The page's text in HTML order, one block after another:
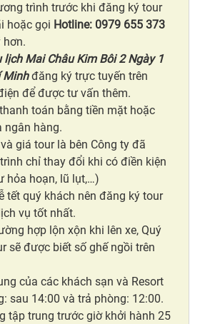
trình trước khi đăng ký tour
hoặc gọi Hotline: 0979 655 373
hơn.
lịch Mai Châu Kim Bôi 2 Ngày 1
Minhđăng ký trực tuyến trên
để được tư vấn thêm.
toán bằng tiền mặt hoặc
ngân hàng.
giá tour là bên Công ty đã
chỉ thay đổi khi có điền kiện
hỏa hoạn, lũ lụt,…)
tết quý khách nên đăng ký tour
vụ tốt nhất.
hợp lộn xộn khi lên xe, Quý
sẽ được biết số ghế ngồi trên
của các khách sạn và Resort
sau 14:00 và trả phòng: 12:00.
tập trung trước giờ khởi hành 25